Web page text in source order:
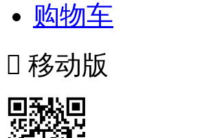
购物车
 移动版